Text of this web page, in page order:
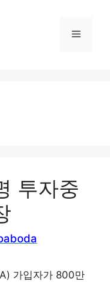
메
투자중
가입자가 800만